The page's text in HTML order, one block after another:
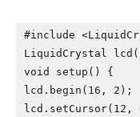
#include
LiquidCrystal
void setup() {
lcd.begin(16, 2);
lcd.setCursor(12,